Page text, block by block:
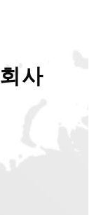
사